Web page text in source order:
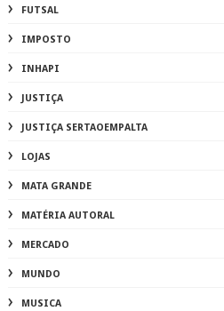
FUTSAL
IMPOSTO
INHAPI
JUSTIÇA
JUSTIÇA SERTAOEMPALTA
LOJAS
MATA GRANDE
MATÉRIA AUTORAL
MERCADO
MUNDO
MUSICA